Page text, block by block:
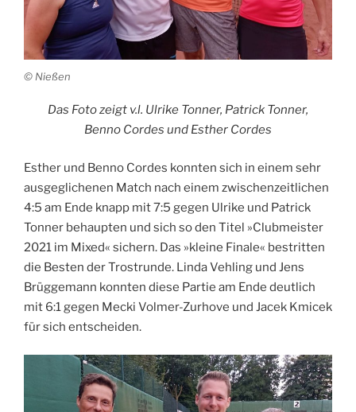
© Nie­ßen
Das Foto zeigt v.l. Ulri­ke Ton­ner, Patrick Tonner,
Ben­no Cor­des und Esther Cordes
Esther und Ben­no Cor­des konn­ten sich in einem sehr
aus­ge­gli­che­nen Match nach einem zwi­schen­zeit­li­chen
4:5 am Ende knapp mit 7:5 gegen Ulri­ke und Patrick
Ton­ner behaup­ten und sich so den Titel »Club­meis­ter
2021 im Mixed« sichern. Das »klei­ne Fina­le« bestrit­ten
die Bes­ten der Trost­run­de. Lin­da Veh­ling und Jens
Brüg­ge­mann konn­ten die­se Par­tie am Ende deut­lich
mit 6:1 gegen Mecki Vol­mer-Zur­ho­ve und Jacek Kmic­ek
für sich entscheiden.